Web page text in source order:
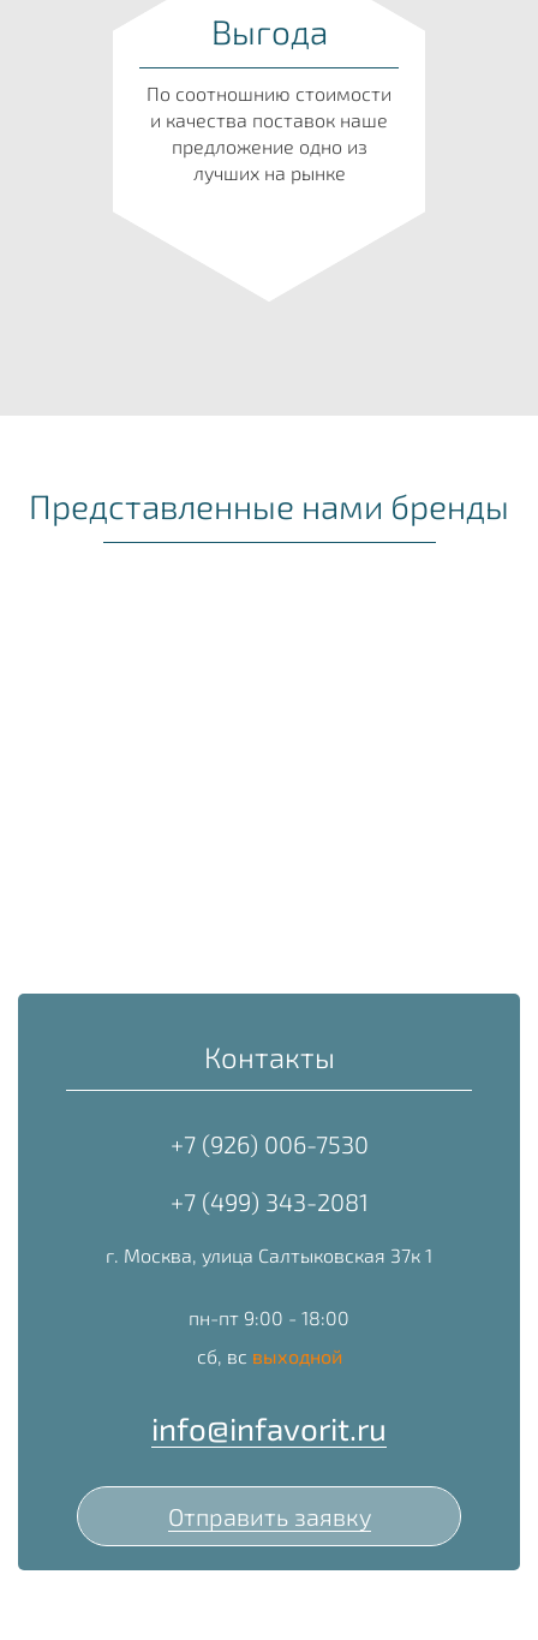
Выгода
По соотношнию стоимости
и качества поставок наше
предложение одно из
лучших на рынке
Представленные нами бренды
Контакты
+7 (926) 006-7530
+7 (499) 343-2081
г. Москва, улица Салтыковская 37к 1
пн-пт 9:00 - 18:00
сб, вс выходной
info@infavorit.ru
Отправить заявку